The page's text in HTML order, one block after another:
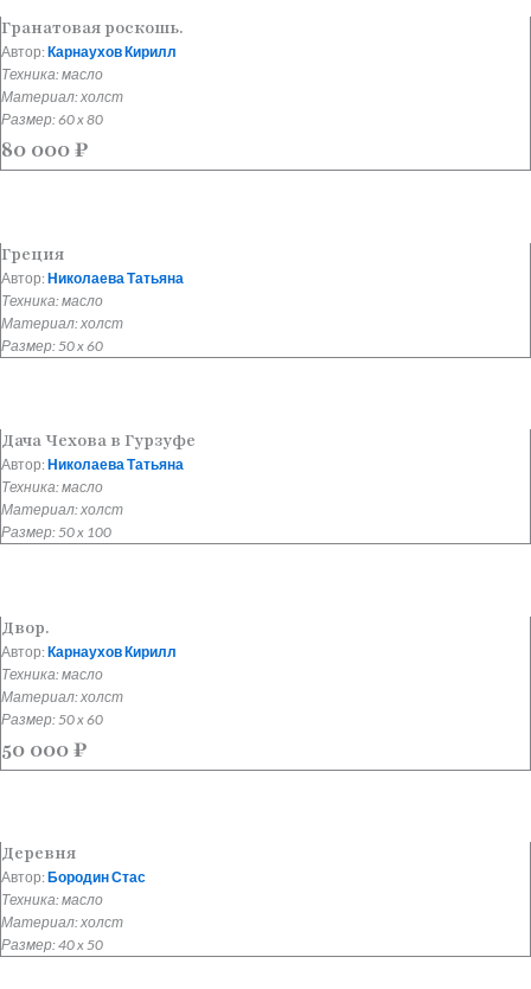
Гранатовая роскошь.
Автор: Карнаухов Кирилл
Техника: масло
Материал: холст
Размер: 60 x 80
80 000₽
Греция
Автор: Николаева Татьяна
Техника: масло
Материал: холст
Размер: 50 x 60
Дача Чехова в Гурзуфе
Автор: Николаева Татьяна
Техника: масло
Материал: холст
Размер: 50 x 100
Двор.
Автор: Карнаухов Кирилл
Техника: масло
Материал: холст
Размер: 50 x 60
50 000₽
Деревня
Автор: Бородин Стас
Техника: масло
Материал: холст
Размер: 40 x 50